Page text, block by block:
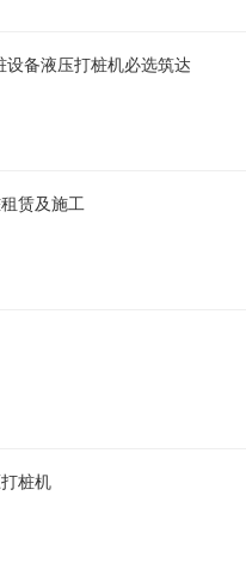
备液压打桩机必选筑达
赁及施工
桩机